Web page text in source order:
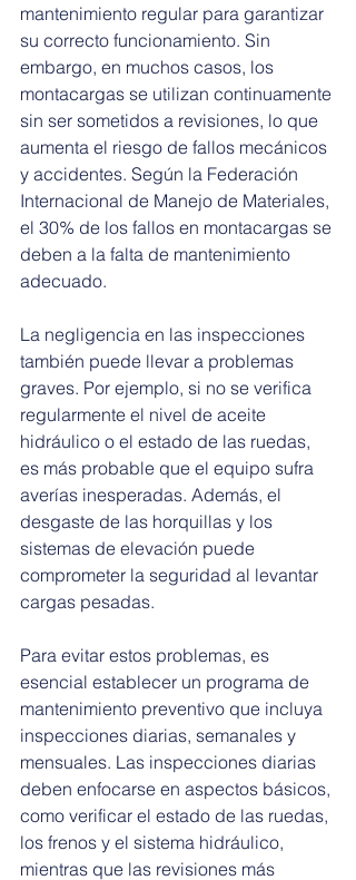
mantenimiento regular para garantizar
su correcto funcionamiento. Sin
embargo, en muchos casos, los
montacargas se utilizan continuamente
sin ser sometidos a revisiones, lo que
aumenta el riesgo de fallos mecánicos
y accidentes. Según la Federación
Internacional de Manejo de Materiales,
el 30% de los fallos en montacargas se
deben a la falta de mantenimiento
adecuado.
La negligencia en las inspecciones
también puede llevar a problemas
graves. Por ejemplo, si no se verifica
regularmente el nivel de aceite
hidráulico o el estado de las ruedas,
es más probable que el equipo sufra
averías inesperadas. Además, el
desgaste de las horquillas y los
sistemas de elevación puede
comprometer la seguridad al levantar
cargas pesadas.
Para evitar estos problemas, es
esencial establecer un programa de
mantenimiento preventivo que incluya
inspecciones diarias, semanales y
mensuales. Las inspecciones diarias
deben enfocarse en aspectos básicos,
como verificar el estado de las ruedas,
los frenos y el sistema hidráulico,
mientras que las revisiones más